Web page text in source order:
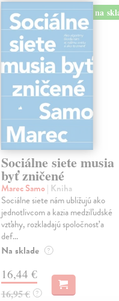
na
Sociálne siete musia
byť zničené
Marec Samo| Kniha
Sociálne siete nám ubližujú ako
jednotlivcom a kazia medziľudské
vzťahy, rozkladajú spoločnosť a
def...
Na sklade ?
16,44 €
16,95 € ?